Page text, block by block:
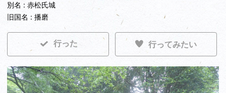
別名 : 赤松氏城
旧国名 : 播磨
行った 行ってみたい